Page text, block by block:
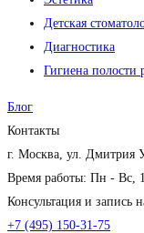
Детская
Диагностика
Гигиена полости
Блог
Контакты
г. Москва, ул. Дмитрия
Время работы: Пн - Вс,
Консультация и запись
+7 (495) 150-31-75